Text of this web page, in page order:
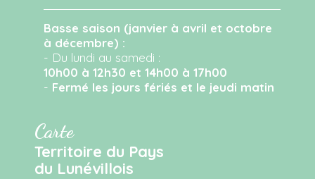
Basse saison (janvier à avril et octobre
à décembre) :
- Du lundi au samedi :
10h00 à 12h30 et 14h00 à 17h00
- Fermé les jours fériés et le jeudi matin
Carte
Territoire du Pays
du Lunévillois